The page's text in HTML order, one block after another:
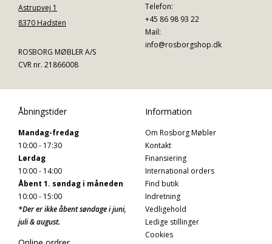
Astrupvej 1
8370 Hadsten
ROSBORG MØBLER A/S
CVR nr. 21866008
Telefon:
+45 86 98 93 22
Mail:
info@rosborgshop.dk
Åbningstider
Mandag-fredag
10:00 - 17:30
Lørdag
10:00 - 14:00
Åbent 1. søndag i måneden
10:00 - 15:00
*Der er ikke åbent søndage i juni,
juli & august.
Information
Om Rosborg Møbler
Kontakt
Finansiering
International orders
Find butik
Indretning
Vedligehold
Ledige stillinger
Cookies